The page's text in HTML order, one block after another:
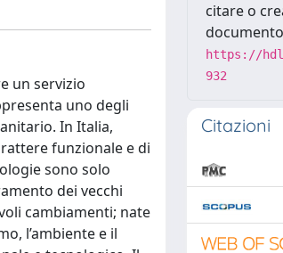
un servizio
uno degli
In Italia,
funzionale e di
sono solo
dei vecchi
cambiamenti; nate
l’ambiente e il
citare o
https://
932
Citazioni